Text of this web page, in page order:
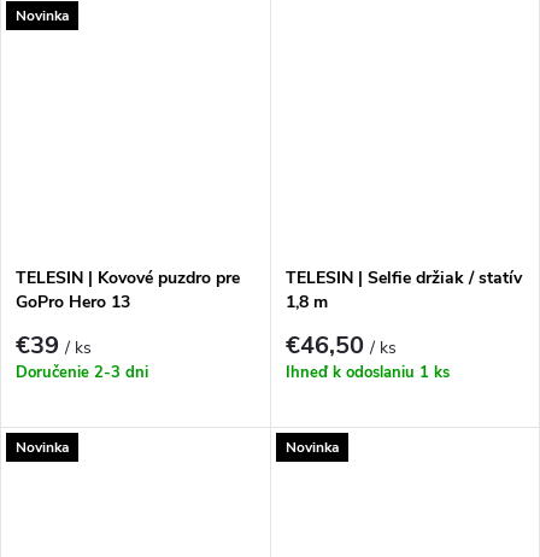
Novinka
TELESIN | Kovové puzdro pre
GoPro Hero 13
€39/ ks
Doručenie 2-3 dni
TELESIN | Selfie držiak / statív
1,8 m
€46,50/ ks
Ihneď k odoslaniu 1 ks
Novinka Novinka